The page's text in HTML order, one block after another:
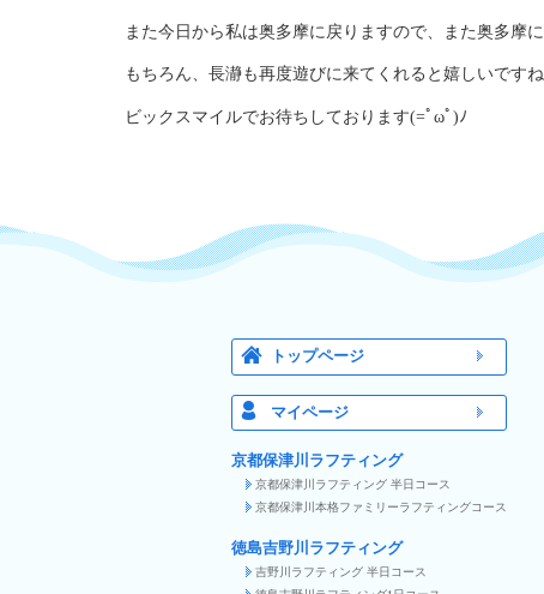
また今日から私は奥多摩に戻りますので、また奥多摩
もちろん、長瀞も再度遊びに来てくれると嬉しいですね
ビックスマイルでお待ちしております(=ﾟωﾟ)ﾉ
トップページ
マイページ
京都保津川ラフティング
京都保津川ラフティング 半日コース
京都保津川本格ファミリーラフティングコース
徳島吉野川ラフティング
吉野川ラフティング 半日コース